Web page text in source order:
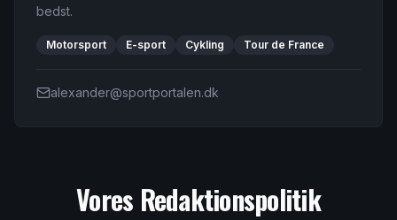
bedst.
Motorsport E-sport Cykling Tour de France
alexander@sportportalen.dk
Vores Redaktionspolitik